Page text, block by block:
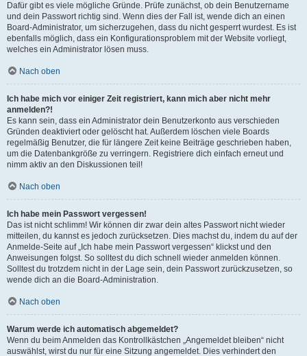
Dafür gibt es viele mögliche Gründe. Prüfe zunächst, ob dein Benutzername
und dein Passwort richtig sind. Wenn dies der Fall ist, wende dich an einen
Board-Administrator, um sicherzugehen, dass du nicht gesperrt wurdest. Es ist
ebenfalls möglich, dass ein Konfigurationsproblem mit der Website vorliegt,
welches ein Administrator lösen muss.
Nach oben
Ich habe mich vor einiger Zeit registriert, kann mich aber nicht mehr
anmelden?!
Es kann sein, dass ein Administrator dein Benutzerkonto aus verschieden
Gründen deaktiviert oder gelöscht hat. Außerdem löschen viele Boards
regelmäßig Benutzer, die für längere Zeit keine Beiträge geschrieben haben,
um die Datenbankgröße zu verringern. Registriere dich einfach erneut und
nimm aktiv an den Diskussionen teil!
Nach oben
Ich habe mein Passwort vergessen!
Das ist nicht schlimm! Wir können dir zwar dein altes Passwort nicht wieder
mitteilen, du kannst es jedoch zurücksetzen. Dies machst du, indem du auf der
Anmelde-Seite auf „Ich habe mein Passwort vergessen“ klickst und den
Anweisungen folgst. So solltest du dich schnell wieder anmelden können.
Solltest du trotzdem nicht in der Lage sein, dein Passwort zurückzusetzen, so
wende dich an die Board-Administration.
Nach oben
Warum werde ich automatisch abgemeldet?
Wenn du beim Anmelden das Kontrollkästchen „Angemeldet bleiben“ nicht
auswählst, wirst du nur für eine Sitzung angemeldet. Dies verhindert den